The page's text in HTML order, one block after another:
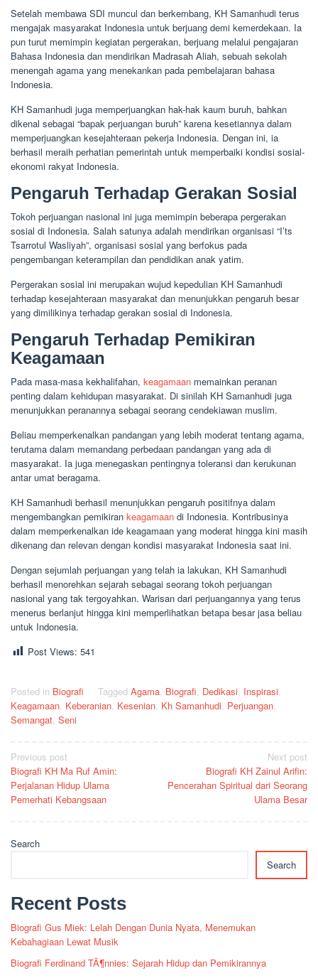
Setelah membawa SDI muncul dan berkembang, KH Samanhudi terus
mengajak masyarakat Indonesia untuk berjuang demi kemerdekaan. Ia
pun turut memimpin kegiatan pergerakan, berjuang melalui pengajaran
Bahasa Indonesia dan mendirikan Madrasah Aliah, sebuah sekolah
menengah agama yang menekankan pada pembelajaran bahasa
Indonesia.
KH Samanhudi juga memperjuangkan hak-hak kaum buruh, bahkan
dikenal sebagai “bapak perjuangan buruh” karena kesetiannya dalam
memperjuangkan kesejahteraan pekerja Indonesia. Dengan ini, ia
berhasil meraih perhatian pemerintah untuk memperbaiki kondisi sosial-
ekonomi rakyat Indonesia.
Pengaruh Terhadap Gerakan Sosial
Tokoh perjuangan nasional ini juga memimpin beberapa pergerakan
sosial di Indonesia. Salah satunya adalah mendirikan organisasi “I’ts
Tsarrotul Wasliyah”, organisasi sosial yang berfokus pada
pengembangan keterampilan dan pendidikan anak yatim.
Pergerakan sosial ini merupakan wujud kepedulian KH Samanhudi
terhadap kesejahteraan masyarakat dan menunjukkan pengaruh besar
yang dimilikinya terhadap gerakan sosial di Indonesia.
Pengaruh Terhadap Pemikiran
Keagamaan
Pada masa-masa kekhalifahan, keagamaan memainkan peranan
penting dalam kehidupan masyarakat. Di sinilah KH Samanhudi juga
menunjukkan peranannya sebagai seorang cendekiawan muslim.
Beliau memperkenalkan pandangan yang lebih moderat tentang agama,
terutama dalam memandang perbedaan pandangan yang ada di
masyarakat. Ia juga menegaskan pentingnya toleransi dan kerukunan
antar umat beragama.
KH Samanhudi berhasil menunjukkan pengaruh positifnya dalam
mengembangkan pemikiran keagamaan di Indonesia. Kontribusinya
dalam memperkenalkan ide keagamaan yang moderat hingga kini masih
dikenang dan relevan dengan kondisi masyarakat Indonesia saat ini.
Dengan sejumlah perjuangan yang telah ia lakukan, KH Samanhudi
berhasil menorehkan sejarah sebagai seorang tokoh perjuangan
nasional yang tak tergoyahkan. Warisan dari perjuangannya yang terus
menerus berlanjut hingga kini memperlihatkan betapa besar jasa beliau
untuk Indonesia.
Post Views: 541
Posted in Biografi Tagged Agama, Biografi, Dedikasi, Inspirasi,
Keagamaan, Keberanian, Kesenian, Kh Samanhudi, Perjuangan,
Semangat, Seni
Post
navigation
Previous post
Biografi KH Ma Ruf Amin:
Perjalanan Hidup Ulama
Pemerhati Kebangsaan
Next post
Biografi KH Zainul Arifin:
Pencerahan Spiritual dari Seorang
Ulama Besar
Search
Search
Recent Posts
Biografi Gus Miek: Lelah Dengan Dunia Nyata, Menemukan
Kebahagiaan Lewat Musik
Biografi Ferdinand TÃ¶nnies: Sejarah Hidup dan Pemikirannya